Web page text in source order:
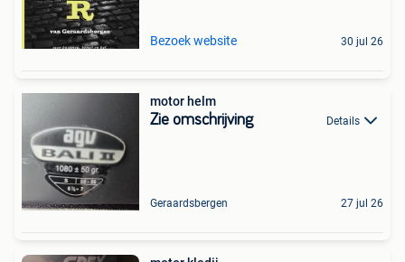
Bezoek website 30 jul 26
motor helm
Zie omschrijving Details
Geraardsbergen 27 jul 26